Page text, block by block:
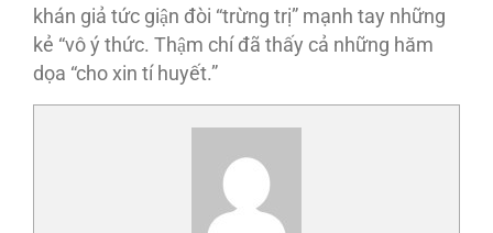
khán giả tức giận đòi “trừng trị” mạnh tay những
kẻ “vô ý thức. Thậm chí đã thấy cả những hăm
dọa “cho xin tí huyết.”